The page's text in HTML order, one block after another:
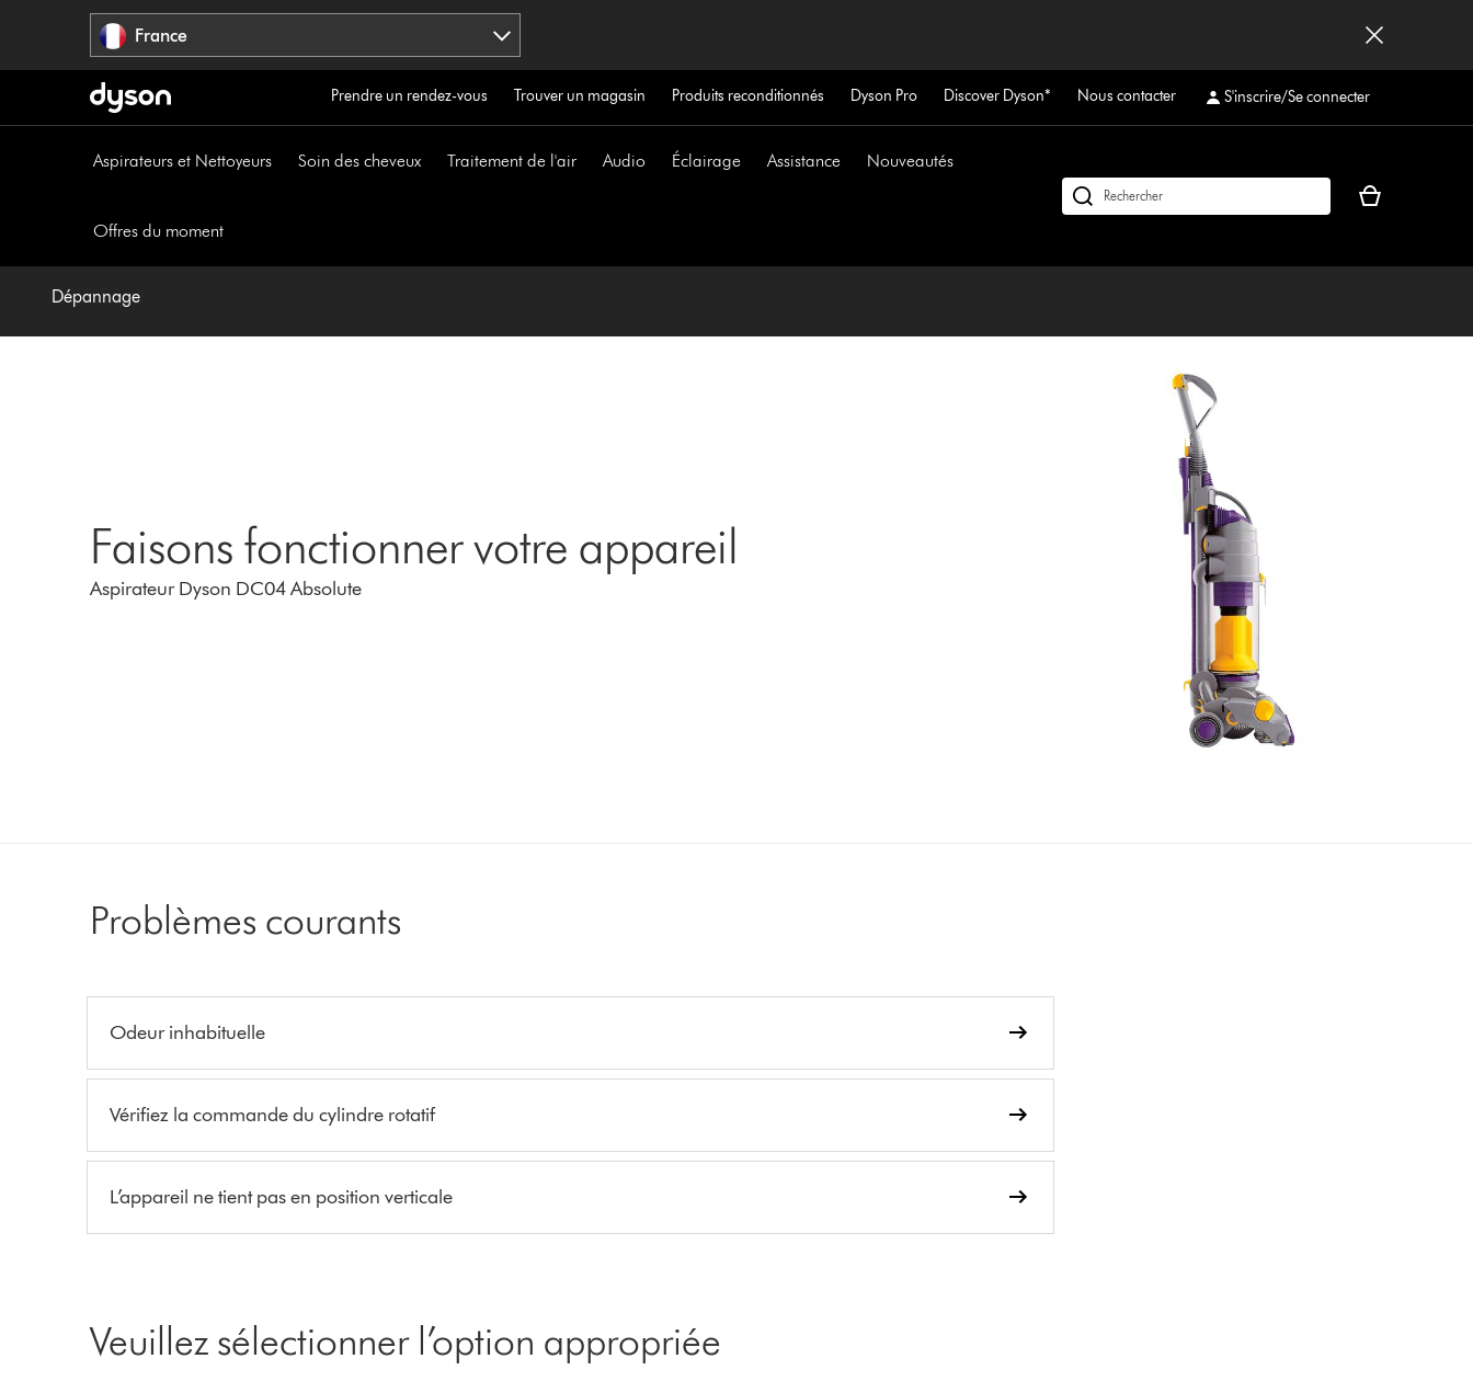
France
Prendre un rendez-vous Trouver un magasin Produits reconditionnés Dyson Pro Discover Dyson* Nous contacter S'inscrire/Se connecter
Aspirateurs et Nettoyeurs Soin des cheveux Traitement de l'air Audio Éclairage Assistance Nouveautés
Offres du moment
Rechercher
Votre
vide
Dépannage
Faisons fonctionner votre appareil
Aspirateur Dyson DC04 Absolute
Problèmes courants
Odeur inhabituelle
Vérifiez la commande du cylindre rotatif
L’appareil ne tient pas en position verticale
Veuillez sélectionner l’option appropriée